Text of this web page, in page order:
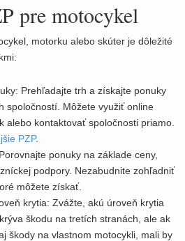
pre motocykel
motorku alebo skúter je dôležité
Prehľadajte trh a získajte ponuky
spoločností. Môžete využiť online
alebo kontaktovať spoločnosti priamo.
PZP.
ponuky na základe ceny,
podpory. Nezabudnite zohľadniť
môžete získať.
krytia: Zvážte, akú úroveň krytia
škodu na tretích stranách, ale ak
škody na vlastnom motocykli, mali by